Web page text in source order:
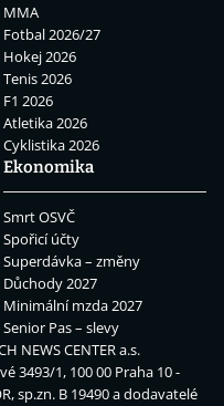
MMA
Fotbal 2026/27
Hokej 2026
Tenis 2026
F1 2026
Atletika 2026
Cyklistika 2026
Ekonomika
Smrt OSVČ
Spořicí účty
Superdávka – změny
Důchody 2027
Minimální mzda 2027
Senior Pas – slevy
NEWS CENTER a.s.
3493/1, 100 00 Praha 10 -
sp.zn. B 19490 a dodavatelé